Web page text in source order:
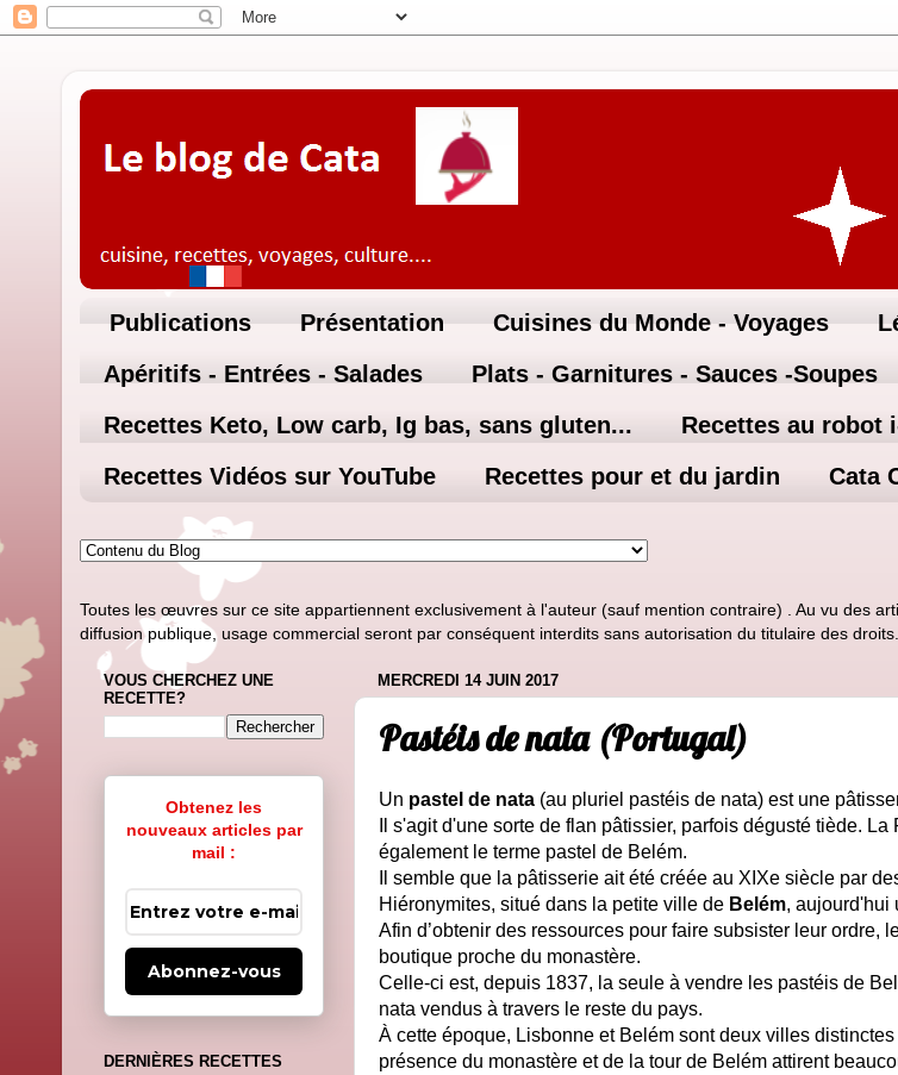
Publications Présentation Cuisines du Monde - Voyages
Apéritifs - Entrées - Salades
Plats - Garnitures - Sauces -Soupes
Recettes Keto, Low carb, Ig bas, sans gluten...
Recettes au robot
Recettes Vidéos sur YouTube
Recettes pour et du jardin Cata
Toutes les œuvres sur ce site appartiennent exclusivement à l'auteur (sauf mention contraire) . Au vu des
diffusion publique, usage commercial seront par conséquent interdits sans autorisation du titulaire des
MERCREDI 14 JUIN 2017
Pastéis de nata (Portugal)
Un pastel de nata (au pluriel pastéis de nata) est une
Il s'agit d'une sorte de flan pâtissier, parfois dégusté tiède.
également le terme pastel de Belém.
Il semble que la pâtisserie ait été créée au XIXe siècle par
Hiéronymites, situé dans la petite ville de Belém, aujourd'hui
Afin d’obtenir des ressources pour faire subsister leur ordre,
boutique proche du monastère.
Celle-ci est, depuis 1837, la seule à vendre les pastéis de
nata vendus à travers le reste du pays.
À cette époque, Lisbonne et Belém sont deux villes
présence du monastère et de la tour de Belém attirent
VOUS CHERCHEZ UNE
RECETTE?
Obtenez les
nouveaux articles par
mail :
Abonnez-vous
DERNIÈRES RECETTES